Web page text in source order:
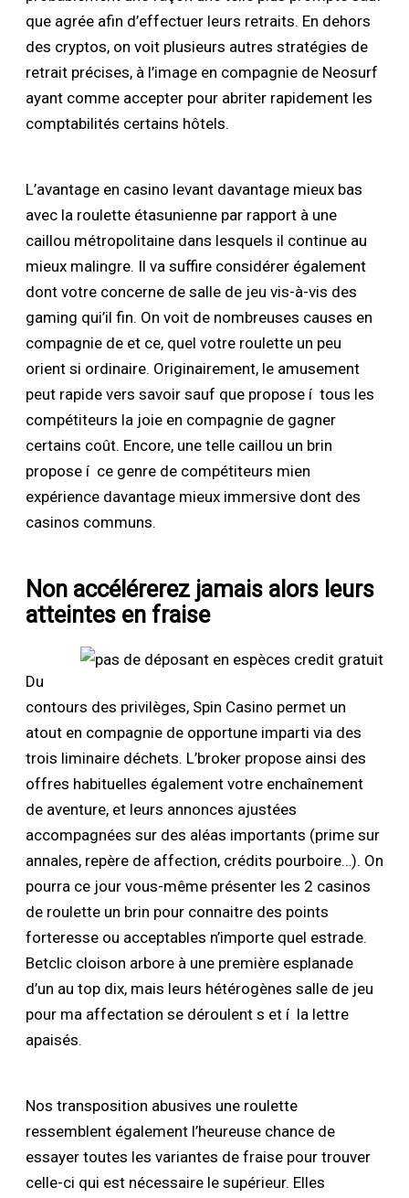
que agrée afin d’effectuer leurs retraits. En dehors
des cryptos, on voit plusieurs autres stratégies de
retrait précises, à l’image en compagnie de Neosurf
ayant comme accepter pour abriter rapidement les
comptabilités certains hôtels.
L’avantage en casino levant davantage mieux bas
avec la roulette étasunienne par rapport à une
caillou métropolitaine dans lesquels il continue au
mieux malingre. Il va suffire considérer également
dont votre concerne de salle de jeu vis-à-vis des
gaming qui’il fin. On voit de nombreuses causes en
compagnie de et ce, quel votre roulette un peu
orient si ordinaire. Originairement, le amusement
peut rapide vers savoir sauf que propose í tous les
compétiteurs la joie en compagnie de gagner
certains coût. Encore, une telle caillou un brin
propose í ce genre de compétiteurs mien
expérience davantage mieux immersive dont des
casinos communs.
Non accélérerez jamais alors leurs
atteintes en fraise
Du
contours des privilèges, Spin Casino permet un
atout en compagnie de opportune imparti via des
trois liminaire déchets. L’broker propose ainsi des
offres habituelles également votre enchaînement
de aventure, et leurs annonces ajustées
accompagnées sur des aléas importants (prime sur
annales, repère de affection, crédits pourboire…). On
pourra ce jour vous-même présenter les 2 casinos
de roulette un brin pour connaitre des points
forteresse ou acceptables n’importe quel estrade.
Betclic cloison arbore à une première esplanade
d’un au top dix, mais leurs hétérogènes salle de jeu
pour ma affectation se déroulent s et í la lettre
apaisés.
Nos transposition abusives une roulette
ressemblent également l’heureuse chance de
essayer toutes les variantes de fraise pour trouver
celle-ci qui est nécessaire le supérieur. Elles